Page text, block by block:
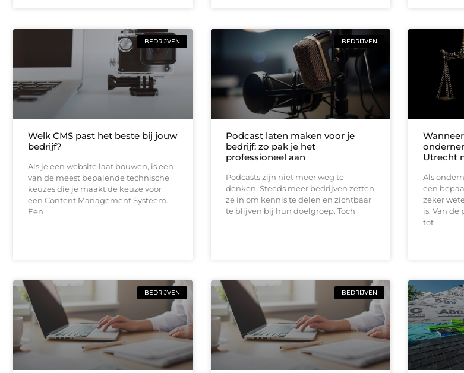
BEDRIJVEN
Welk CMS past het beste bij jouw
bedrijf?
Als je een website laat bouwen, is een
van de meest bepalende technische
keuzes die je maakt de keuze voor
een Content Management Systeem.
Een
BEDRIJVEN
Podcast laten maken voor je
bedrijf: zo pak je het
professioneel aan
Podcasts zijn niet meer weg te
denken. Steeds meer bedrijven zetten
ze in om kennis te delen en zichtbaar
te blijven bij hun doelgroep. Toch
Utrecht
Als
een
zeker
is. Van
tot
BEDRIJVEN BEDRIJVEN